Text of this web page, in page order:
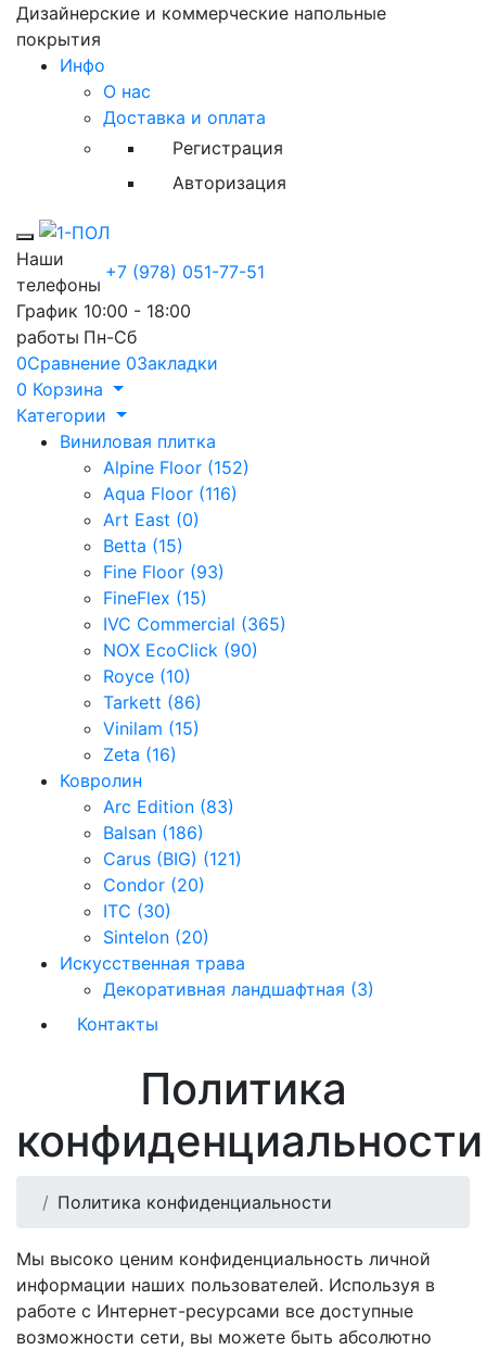
Дизайнерские и коммерческие напольные
покрытия
Инфо
О нас
Доставка и оплата
Регистрация
Авторизация
Toggle mobile menu
Наши
телефоны
+7 (978) 051-77-51
График
работы
10:00 - 18:00
Пн-Сб
0Сравнение 0Закладки
0 Корзина
Категории
Виниловая плитка
Alpine Floor (152)
Aqua Floor (116)
Art East (0)
Betta (15)
Fine Floor (93)
FineFlex (15)
IVC Commercial (365)
NOX EcoClick (90)
Royce (10)
Tarkett (86)
Vinilam (15)
Zeta (16)
Ковролин
Arc Edition (83)
Balsan (186)
Carus (BIG) (121)
Condor (20)
ITC (30)
Sintelon (20)
Искусственная трава
Декоративная ландшафтная (3)
Контакты
Политика
конфиденциальности
Политика конфиденциальности
Мы высоко ценим конфиденциальность личной
информации наших пользователей. Используя в
работе с Интернет-ресурсами все доступные
возможности сети, вы можете быть абсолютно